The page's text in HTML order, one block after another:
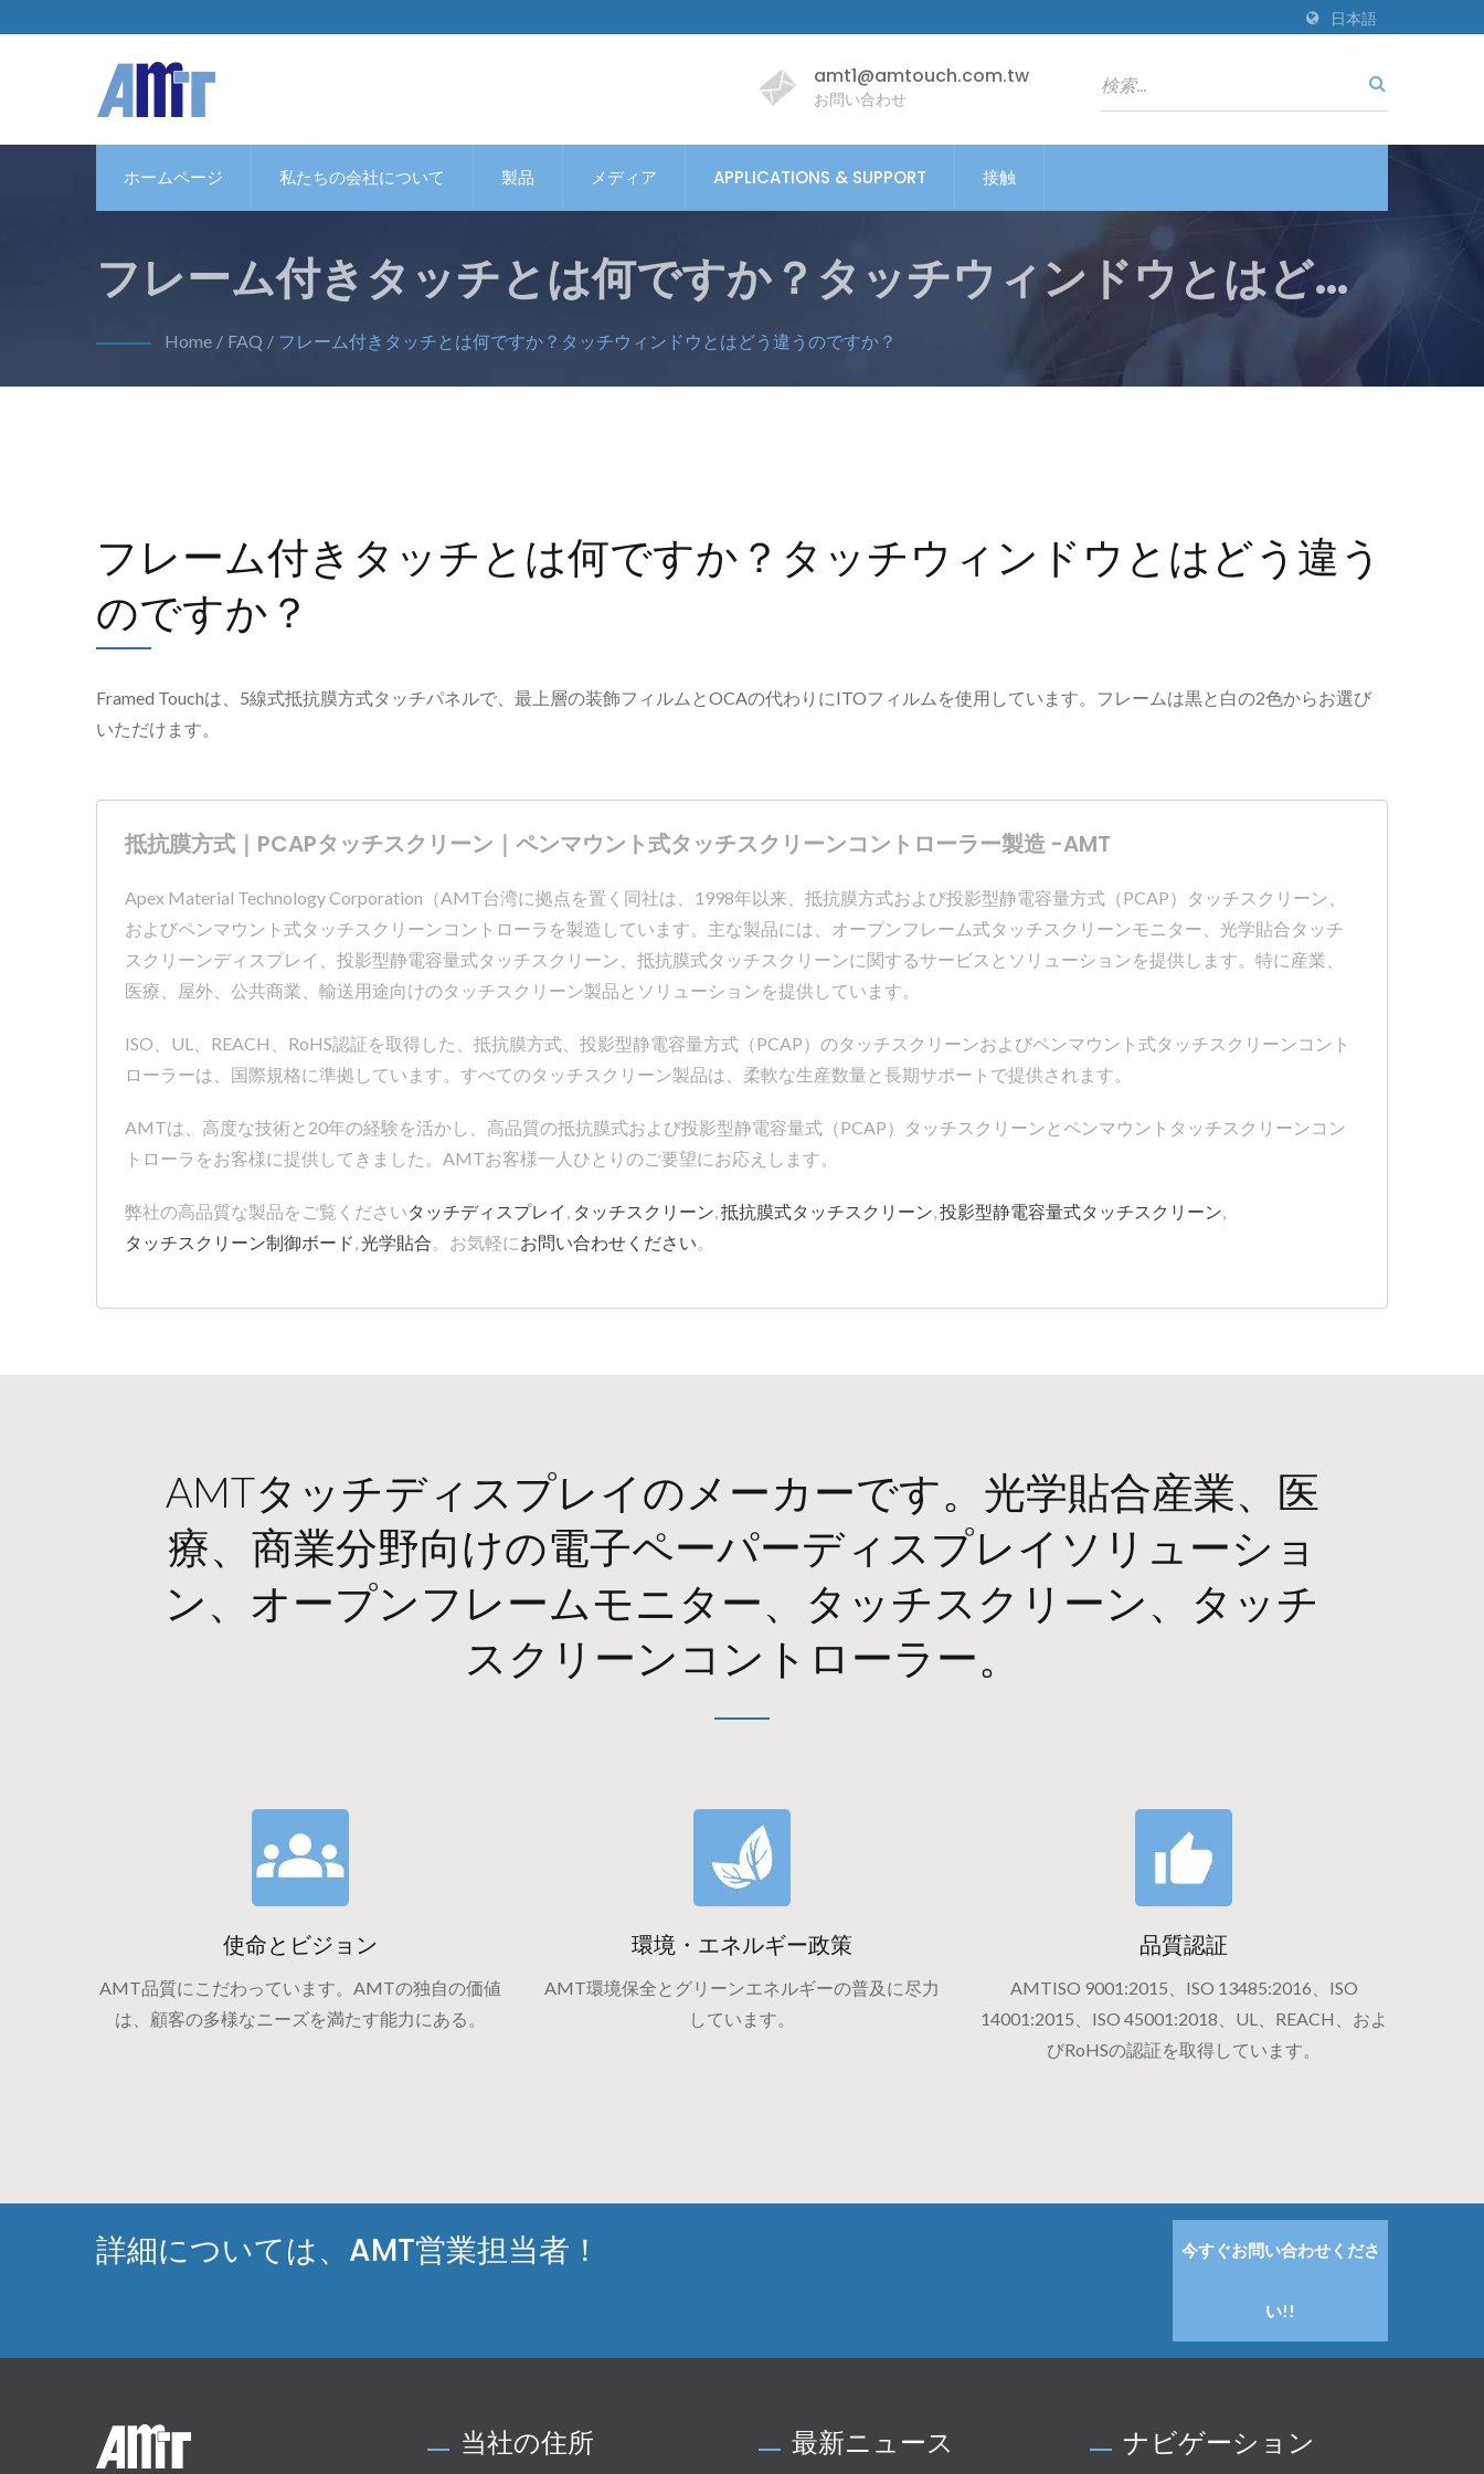
日本語
amt1@amtouch.com.tw
お問い合わせ
ホームページ 私たちの会社について 製品 メディア APPLICATIONS & SUPPORT 接触
フレーム付きタッチとは何ですか？タッチウィンドウとはどう
違うのですか？
Home / FAQ / フレーム付きタッチとは何ですか？タッチウィンドウとはどう違うのですか？
フレーム付きタッチとは何ですか？タッチウィンドウとはどう違う
のですか？
Framed Touchは、5線式抵抗膜方式タッチパネルで、最上層の装飾フィルムとOCAの代わりにITOフィルムを使用しています。フレームは黒と白の2色からお選び
いただけます。
抵抗膜方式｜PCAPタッチスクリーン｜ペンマウント式タッチスクリーンコントローラー製造 -AMT
Apex Material Technology Corporation（AMT台湾に拠点を置く同社は、1998年以来、抵抗膜方式および投影型静電容量方式（PCAP）タッチスクリーン、
およびペンマウント式タッチスクリーンコントローラを製造しています。主な製品には、オープンフレーム式タッチスクリーンモニター、光学貼合タッチ
スクリーンディスプレイ、投影型静電容量式タッチスクリーン、抵抗膜式タッチスクリーンに関するサービスとソリューションを提供します。特に産業、
医療、屋外、公共商業、輸送用途向けのタッチスクリーン製品とソリューションを提供しています。
ISO、UL、REACH、RoHS認証を取得した、抵抗膜方式、投影型静電容量方式（PCAP）のタッチスクリーンおよびペンマウント式タッチスクリーンコント
ローラーは、国際規格に準拠しています。すべてのタッチスクリーン製品は、柔軟な生産数量と長期サポートで提供されます。
AMTは、高度な技術と20年の経験を活かし、高品質の抵抗膜式および投影型静電容量式（PCAP）タッチスクリーンとペンマウントタッチスクリーンコン
トローラをお客様に提供してきました。AMTお客様一人ひとりのご要望にお応えします。
弊社の高品質な製品をご覧くださいタッチディスプレイ , タッチスクリーン,抵抗膜式タッチスクリーン,投影型静電容量式タッチスクリーン,
タッチスクリーン制御ボード,光学貼合。お気軽にお問い合わせください。
AMTタッチディスプレイのメーカーです。光学貼合産業、医
療、商業分野向けの電子ペーパーディスプレイソリューショ
ン、オープンフレームモニター、タッチスクリーン、タッチ
スクリーンコントローラー。
使命とビジョン
AMT品質にこだわっています。AMTの独自の価値
は、顧客の多様なニーズを満たす能力にある。
環境・エネルギー政策
AMT環境保全とグリーンエネルギーの普及に尽力
しています。
品質認証
AMTISO 9001:2015、ISO 13485:2016、ISO
14001:2015、ISO 45001:2018、UL、REACH、およ
びRoHSの認証を取得しています。
詳細については、AMT営業担当者！ 今すぐお問い合わせくださ
い!!
当社の住所 最新ニュース ナビゲーション